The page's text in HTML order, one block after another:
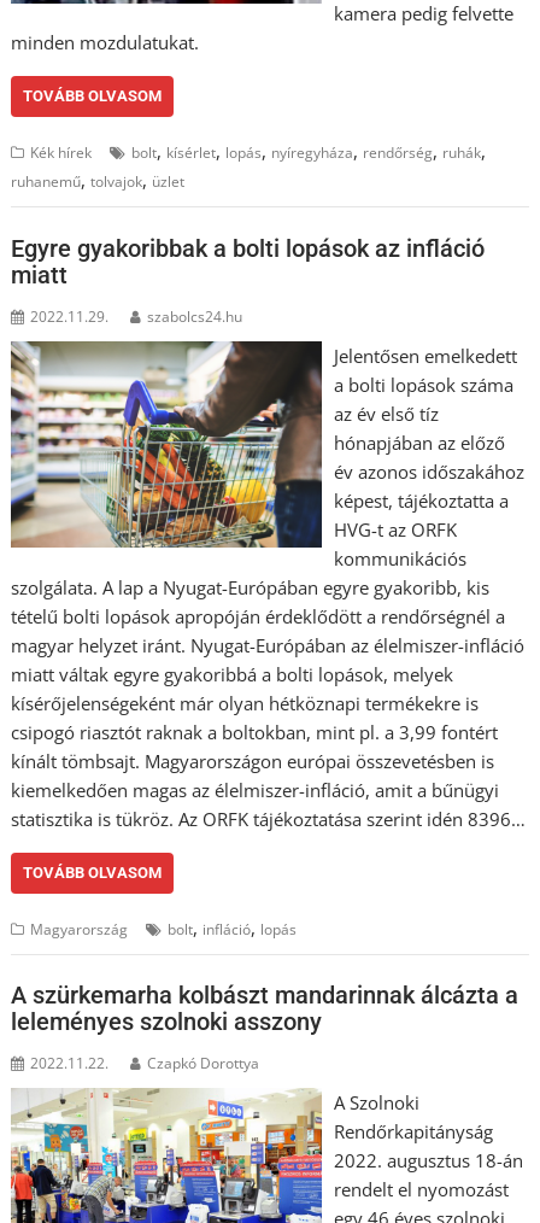
kamera pedig felvette
minden mozdulatukat.
TOVÁBB OLVASOM
Kék hírek bolt, kísérlet, lopás, nyíregyháza, rendőrség, ruhák,
ruhanemű,tolvajok, üzlet
Egyre gyakoribbak a bolti lopások az infláció
miatt
2022.11.29. szabolcs24.hu
Jelentősen emelkedett
a bolti lopások száma
az év első tíz
hónapjában az előző
év azonos időszakához
képest, tájékoztatta a
HVG-t az ORFK
kommunikációs
szolgálata. A lap a Nyugat-Európában egyre gyakoribb, kis
tételű bolti lopások apropóján érdeklődött a rendőrségnél a
magyar helyzet iránt. Nyugat-Európában az élelmiszer-infláció
miatt váltak egyre gyakoribbá a bolti lopások, melyek
kísérőjelenségeként már olyan hétköznapi termékekre is
csipogó riasztót raknak a boltokban, mint pl. a 3,99 fontért
kínált tömbsajt. Magyarországon európai összevetésben is
kiemelkedően magas az élelmiszer-infláció, amit a bűnügyi
statisztika is tükröz. Az ORFK tájékoztatása szerint idén 8396…
TOVÁBB OLVASOM
Magyarország bolt, infláció, lopás
A szürkemarha kolbászt mandarinnak álcázta a
leleményes szolnoki asszony
2022.11.22. Czapkó Dorottya
A Szolnoki
Rendőrkapitányság
2022. augusztus 18-án
rendelt el nyomozást
egy 46 éves szolnoki